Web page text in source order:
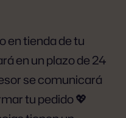
en tienda de tu
en un plazo de 24
se comunicará
tu pedido 💖